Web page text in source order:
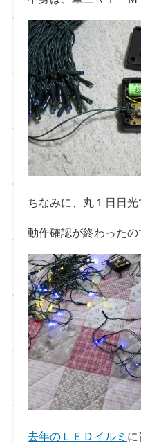
ちなみに、丸１日日光
動作確認が終わったの
去年のＬＥＤイルミ に